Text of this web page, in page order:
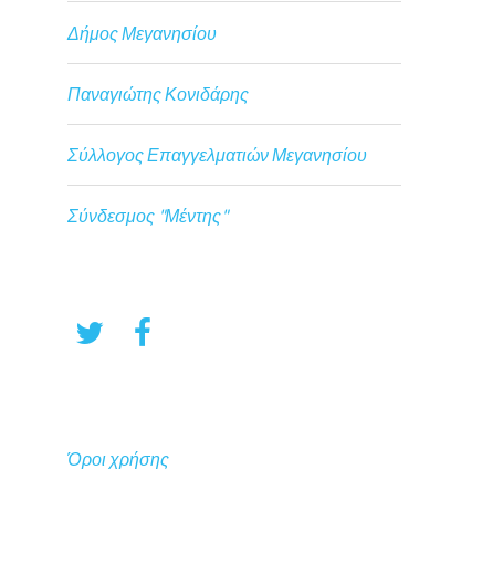
Δήμος Μεγανησίου
Παναγιώτης Κονιδάρης
Σύλλογος Επαγγελματιών Μεγανησίου
Σύνδεσμος "Μέντης"
Όροι χρήσης